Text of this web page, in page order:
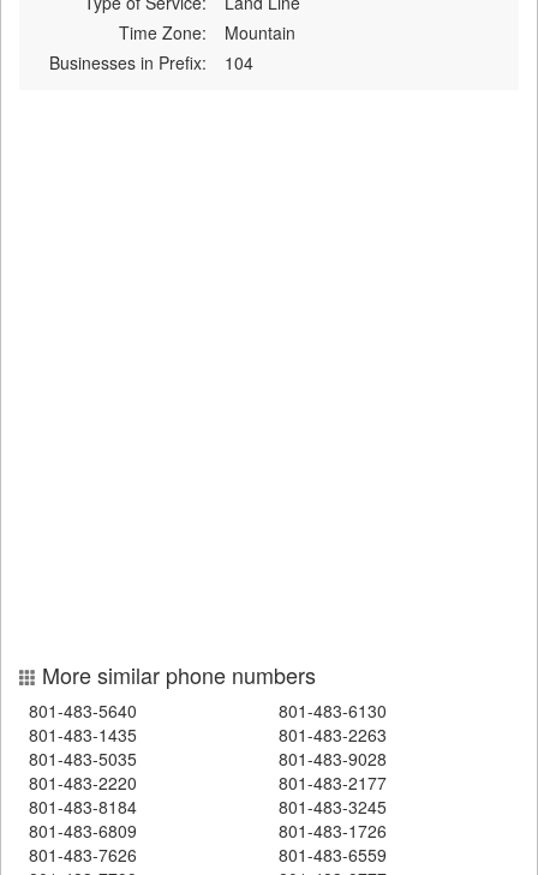
Time Zone:
Mountain
Businesses in Prefix:
104
More similar phone numbers
801-483-5640
801-483-6130
801-483-1435
801-483-2263
801-483-5035
801-483-9028
801-483-2220
801-483-2177
801-483-8184
801-483-3245
801-483-6809
801-483-1726
801-483-7626
801-483-6559